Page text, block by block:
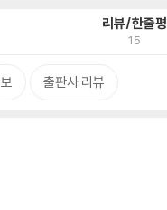
리뷰/한줄평
15
출판사 리뷰